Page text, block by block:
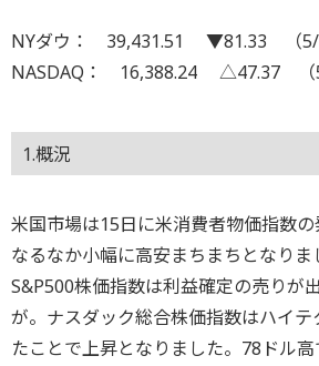
NYダウ： 39,431.51 ▼81.33 （5/
NASDAQ： 16,388.24 △47.37 （
1.概況
米国市場は15日に米消費者物価指数
なるなか小幅に高安まちまちとなりま
S&P500株価指数は利益確定の売りが
が。ナスダック総合株価指数はハイ
たことで上昇となりました。78ドル